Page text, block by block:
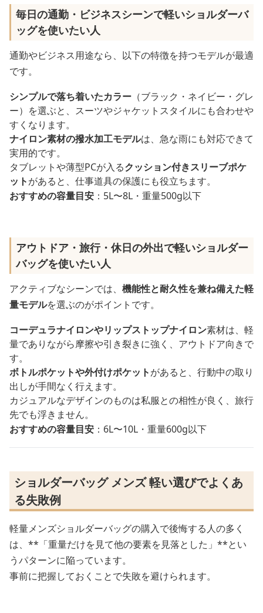
毎日の通勤・ビジネスシーンで軽いショルダーバ
ッグを使いたい人
通勤やビジネス用途なら、以下の特徴を持つモデルが最適
です。
シンプルで落ち着いたカラー （ブラック・ネイビー・グレ
ー）を選ぶと、スーツやジャケットスタイルにも合わせや
すくなります。
ナイロン素材の撥水加工モデルは、急な雨にも対応できて
実用的です。
タブレットや薄型PCが入るクッション付きスリーブポケ
ットがあると、仕事道具の保護にも役立ちます。
おすすめの容量目安 ：5L〜8L・重量500g以下
アウトドア・旅行・休日の外出で軽いショルダー
バッグを使いたい人
アクティブなシーンでは、 機能性と耐久性を兼ね備えた軽
量モデルを選ぶのがポイントです。
コーデュラナイロンやリップストップナイロン素材は、軽
量でありながら摩擦や引き裂きに強く、アウトドア向きで
す。
ボトルポケットや外付けポケットがあると、行動中の取り
出しが手間なく行えます。
カジュアルなデザインのものは私服との相性が良く、旅行
先でも浮きません。
おすすめの容量目安 ：6L〜10L・重量600g以下
ショルダーバッグ メンズ 軽い選びでよくあ
る失敗例
軽量メンズショルダーバッグの購入で後悔する人の多く
は、**「重量だけを見て他の要素を見落とした」**とい
うパターンに陥っています。
事前に把握しておくことで失敗を避けられます。